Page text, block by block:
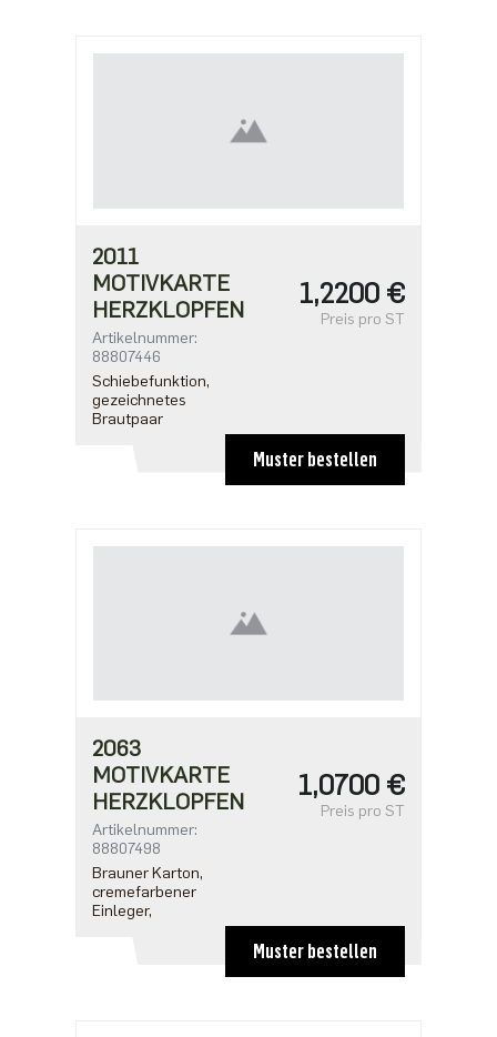
2011
MOTIVKARTE
HERZKLOPFEN
Artikelnummer:
88807446
Schiebefunktion,
gezeichnetes
Brautpaar
1,2200 €
Preis pro ST
Muster bestellen
2063
MOTIVKARTE
HERZKLOPFEN
Artikelnummer:
88807498
Brauner Karton,
cremefarbener
Einleger,
1,0700 €
Preis pro ST
Muster bestellen